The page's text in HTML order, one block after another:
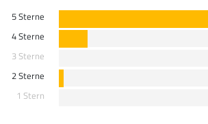
5 Sterne
4 Sterne
3 Sterne
2 Sterne
1 Stern